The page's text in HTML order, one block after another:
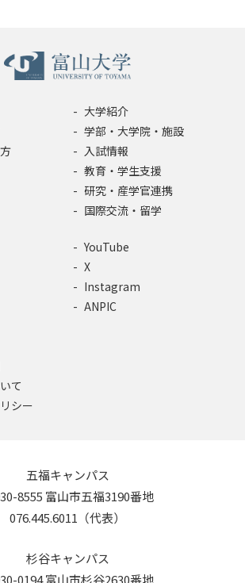
大学紹介
学部・大学院・施設
入試情報
教育・学生支援
研究・産学官連携
国際交流・留学
て
シー
YouTube
X
Instagram
ANPIC
五福キャンパス
8555 富山市五福3190番地
076.445.6011（代表）
杉谷キャンパス
0194 富山市杉谷2630番地